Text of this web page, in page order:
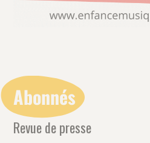
Abonnés
Revue de presse